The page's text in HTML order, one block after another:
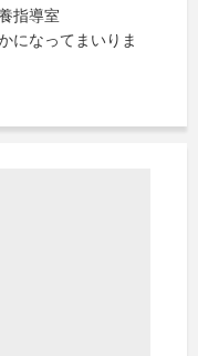
指導室
になってまいりま